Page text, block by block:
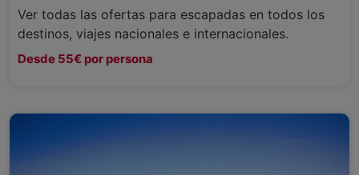
Ver todas las ofertas para escapadas en todos los
destinos, viajes nacionales e internacionales.
Desde 55€ por persona